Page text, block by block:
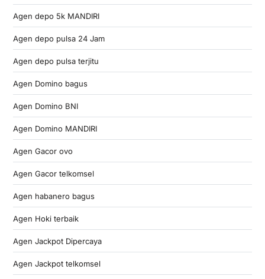
Agen depo 5k MANDIRI
Agen depo pulsa 24 Jam
Agen depo pulsa terjitu
Agen Domino bagus
Agen Domino BNI
Agen Domino MANDIRI
Agen Gacor ovo
Agen Gacor telkomsel
Agen habanero bagus
Agen Hoki terbaik
Agen Jackpot Dipercaya
Agen Jackpot telkomsel